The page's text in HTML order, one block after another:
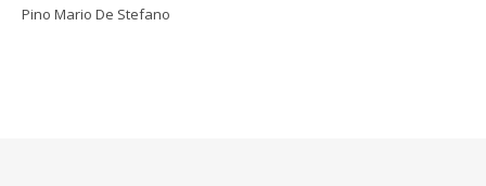
Pino Mario De Stefano